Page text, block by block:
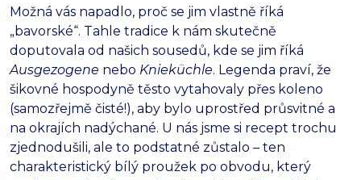
Možná vás napadlo, proč se jim vlastně říká
„bavorské“. Tahle tradice k nám skutečně
doputovala od našich sousedů, kde se jim říká
Ausgezogene nebo Knieküchle. Legenda praví, že
šikovné hospodyně těsto vytahovaly přes koleno
(samozřejmě čisté!), aby bylo uprostřed průsvitné a
na okrajích nadýchané. U nás jsme si recept trochu
zjednodušili, ale to podstatné zůstalo – ten
charakteristický bílý proužek po obvodu, který